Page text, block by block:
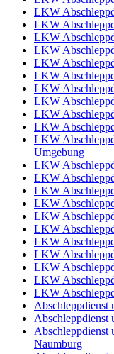
LKW
LKW
LKW
LKW
LKW
LKW
LKW
LKW
LKW
LKW
LKW
Umgebung
LKW
LKW
LKW
LKW
LKW
LKW
LKW
LKW
LKW
LKW
LKW
Abschleppdienst
Abschleppdienst
Abschleppdienst
Naumburg